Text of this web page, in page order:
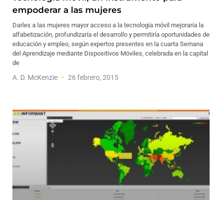
empoderar a las mujeres
Darles a las mujeres mayor acceso a la tecnología móvil mejoraría la
alfabetización, profundizaría el desarrollo y permitiría oportunidades de
educación y empleo, según expertos presentes en la cuarta Semana
del Aprendizaje mediante Dispositivos Móviles, celebrada en la capital
de
A. D. McKenzie 26 febrero, 2015